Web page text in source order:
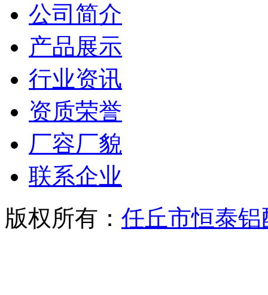
公司简介
产品展示
行业资讯
资质荣誉
厂容厂貌
联系企业
版权所有： 任丘市恒泰铝